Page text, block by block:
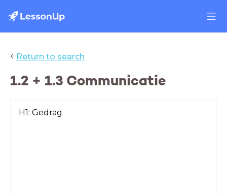
‹ Return to search
1.2 + 1.3 Communicatie
H1: Gedrag